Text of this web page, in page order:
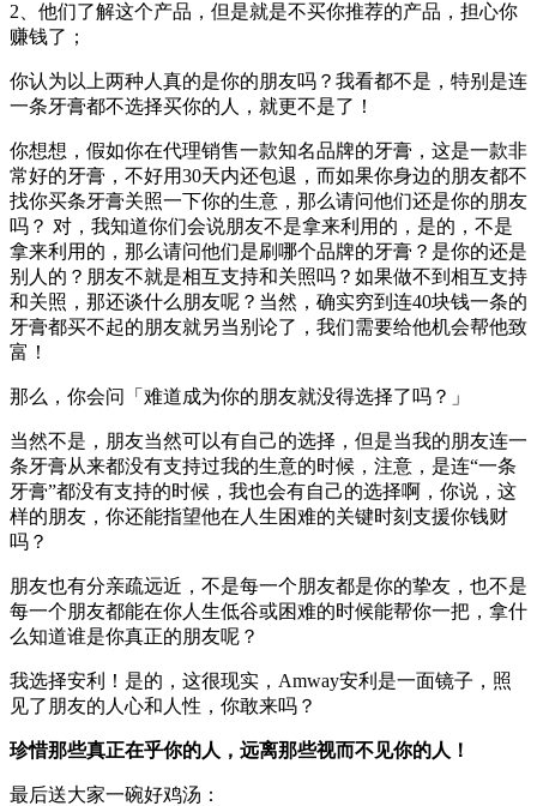
2、他们了解这个产品，但是就是不买你推荐的产品，担心你
赚钱了；
你认为以上两种人真的是你的朋友吗？我看都不是，特别是连
一条牙膏都不选择买你的人，就更不是了！
你想想，假如你在代理销售一款知名品牌的牙膏，这是一款非
常好的牙膏，不好用30天内还包退，而如果你身边的朋友都不
找你买条牙膏关照一下你的生意，那么请问他们还是你的朋友
吗？ 对，我知道你们会说朋友不是拿来利用的，是的，不是
拿来利用的，那么请问他们是刷哪个品牌的牙膏？是你的还是
别人的？朋友不就是相互支持和关照吗？如果做不到相互支持
和关照，那还谈什么朋友呢？当然，确实穷到连40块钱一条的
牙膏都买不起的朋友就另当别论了，我们需要给他机会帮他致
富！
那么，你会问「难道成为你的朋友就没得选择了吗？」
当然不是，朋友当然可以有自己的选择，但是当我的朋友连一
条牙膏从来都没有支持过我的生意的时候，注意，是连“一条
牙膏”都没有支持的时候，我也会有自己的选择啊，你说，这
样的朋友，你还能指望他在人生困难的关键时刻支援你钱财
吗？
朋友也有分亲疏远近，不是每一个朋友都是你的挚友，也不是
每一个朋友都能在你人生低谷或困难的时候能帮你一把，拿什
么知道谁是你真正的朋友呢？
我选择安利！是的，这很现实，Amway安利是一面镜子，照
见了朋友的人心和人性，你敢来吗？
珍惜那些真正在乎你的人，远离那些视而不见你的人！
最后送大家一碗好鸡汤：